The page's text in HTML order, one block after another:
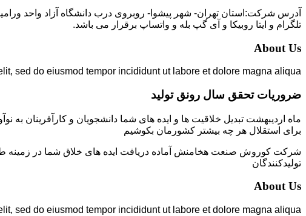
تلگرام و ایتا روبیکا و آی گپ بله و واتساپ برقرار می باشد.
About Us
sed do eiusmod tempor incididunt ut labore et dolore magna aliqua.
ضروریات تحقق سال رونق تولید
ماه اردیبهشت تبدیل خلاقیت ها و ایده های شما دانشجویان و کارآفرینان
برای استقلال هر چه بیشتر کشورمان بکوشیم
شرکت کوروش صنعت هخامنش آماده دریافت ایده های خلاق شما در زمینه
تولیدکنندگان
About Us
sed do eiusmod tempor incididunt ut labore et dolore magna aliqua.